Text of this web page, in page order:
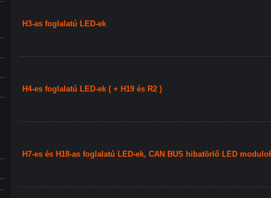
H3-as foglalatú LED-ek
H4-es foglalatú LED-ek ( + H19 és R2 )
H7-es és H18-as foglalatú LED-ek, CAN BUS hibatörlő LED